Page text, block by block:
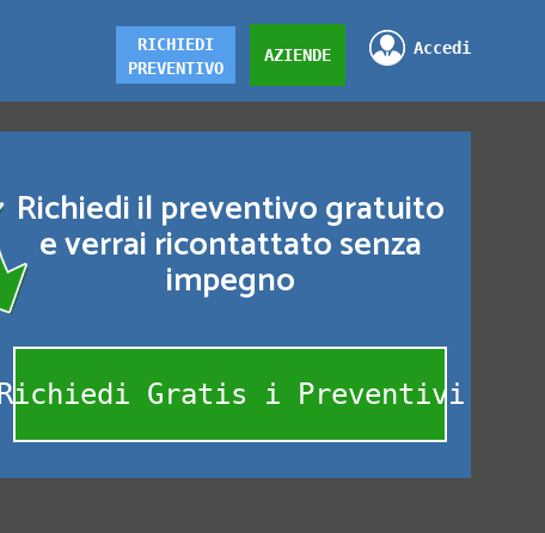
Accedi
AZIENDE
RICHIEDI
PREVENTIVO
Richiedi il preventivo gratuito
e verrai ricontattato senza
impegno
Richiedi Gratis i Preventivi